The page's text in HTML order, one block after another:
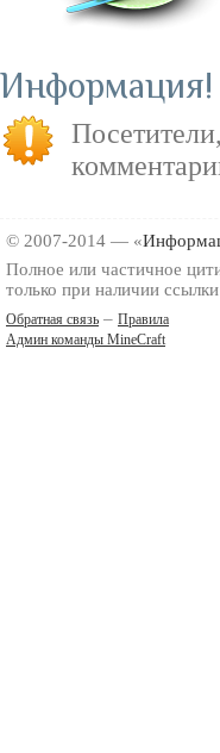
Информация
© 2007-2014 — «
Полное или частичное
только при наличии
Обратная связь – Правила
Админ команды MineCraft